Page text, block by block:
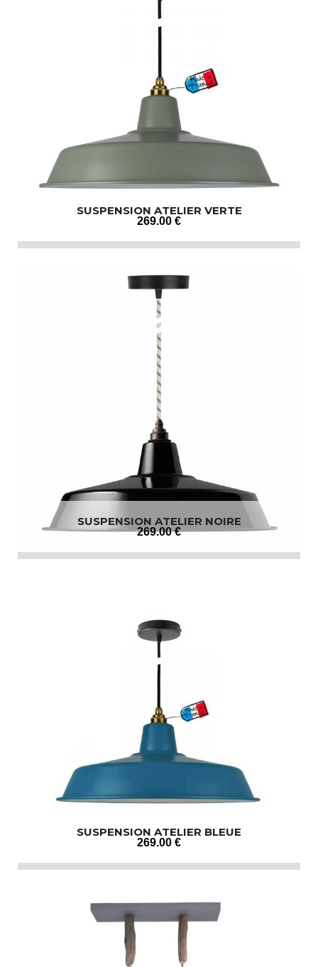
SUSPENSION ATELIER VERTE
269.00 €
SUSPENSION ATELIER NOIRE
269.00 €
SUSPENSION ATELIER BLEUE
269.00 €